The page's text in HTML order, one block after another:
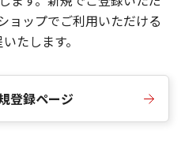
ョップでご利用いただける
たします。
登録ページ